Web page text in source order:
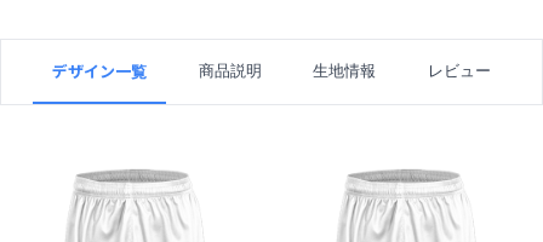
デザイン一覧 商品説明 生地情報 レビュー